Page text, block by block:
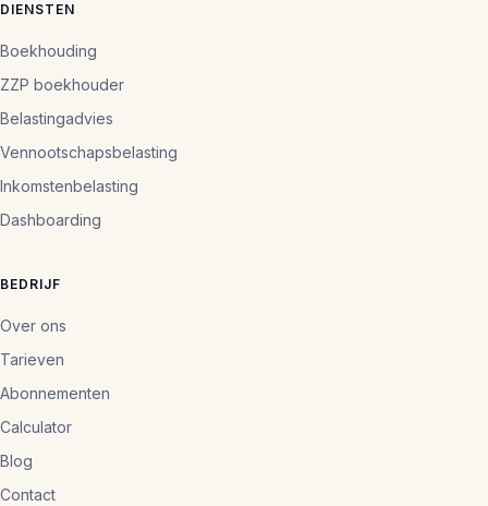
DIENSTEN
Boekhouding
ZZP boekhouder
Belastingadvies
Vennootschapsbelasting
Inkomstenbelasting
Dashboarding
BEDRIJF
Over ons
Tarieven
Abonnementen
Calculator
Blog
Contact